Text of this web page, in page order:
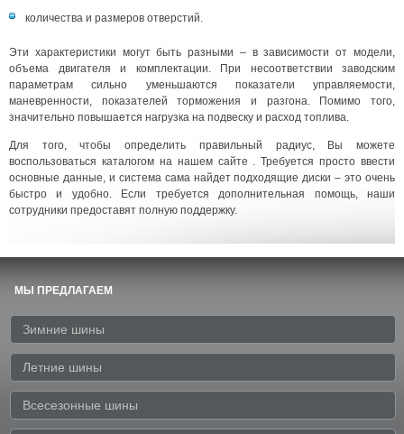
количества и размеров отверстий.
Эти характеристики могут быть разными – в зависимости от модели,
объема двигателя и комплектации. При несоответствии заводским
параметрам сильно уменьшаются показатели управляемости,
маневренности, показателей торможения и разгона. Помимо того,
значительно повышается нагрузка на подвеску и расход топлива.
Для того, чтобы определить правильный радиус, Вы можете
воспользоваться каталогом на нашем сайте . Требуется просто ввести
основные данные, и система сама найдет подходящие диски – это очень
быстро и удобно. Если требуется дополнительная помощь, наши
сотрудники предоставят полную поддержку.
МЫ ПРЕДЛАГАЕМ
Зимние шины
Летние шины
Всесезонные шины